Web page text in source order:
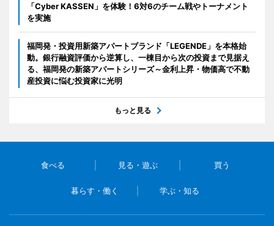
「Cyber KASSEN」を体験！6対6のチーム戦やトーナメント
を実施
福岡発・投資用新築アパートブランド「LEGENDE」を本格始
動。銀行融資評価から逆算し、一棟目から次の投資まで見据え
る、福岡発の新築アパートシリーズ～金利上昇・物価高で不動
産投資に悩む投資家に光明
もっと見る
食べる 見る・遊ぶ 買う
暮らす・働く 学ぶ・知る